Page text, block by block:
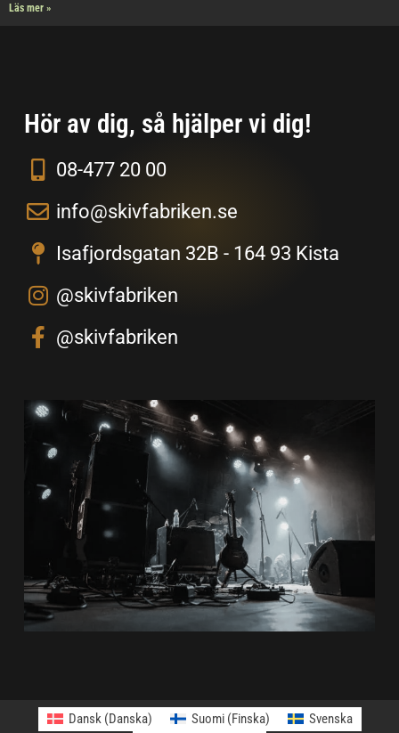
Läs mer »
Hör av dig, så hjälper vi dig!
08-477 20 00
info@skivfabriken.se
Isafjordsgatan 32B - 164 93 Kista
@skivfabriken
@skivfabriken
Dansk(Danska) Suomi(Finska) Svenska